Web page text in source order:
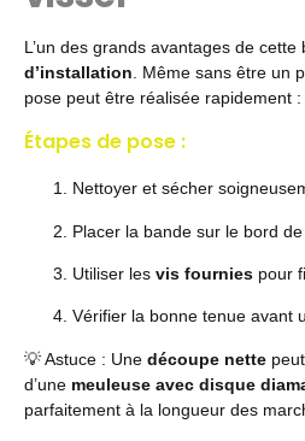
L’un des grands avantages de cette
d’installation . Même sans être un
pose peut être réalisée rapidement :
Étapes de pose :
Nettoyer et sécher
Placer la bande sur le bord de
Utiliser les vis fournies pour
Vérifier la bonne tenue avant
💡 Astuce : Une découpe nette
d’une meuleuse avec disque
parfaitement à la longueur des